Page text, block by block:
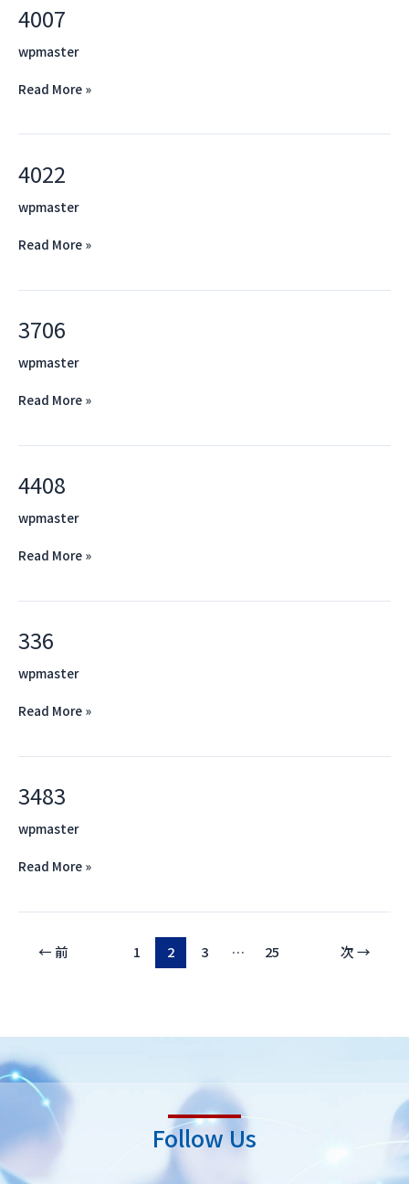
4007
wpmaster
4007
Read More »
4022
wpmaster
4022
Read More »
3706
wpmaster
3706
Read More »
4408
wpmaster
4408
Read More »
336
wpmaster
336
Read More »
3483
wpmaster
3483
Read More »
←前 1 2 3 … 25 次→
Follow Us